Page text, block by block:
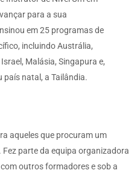
para a sua
em 25 programas de
incluindo Austrália,
Malásia, Singapura e,
país natal, a Tailândia.
aqueles que procuram um
parte da equipa organizadora
outros formadores e sob a